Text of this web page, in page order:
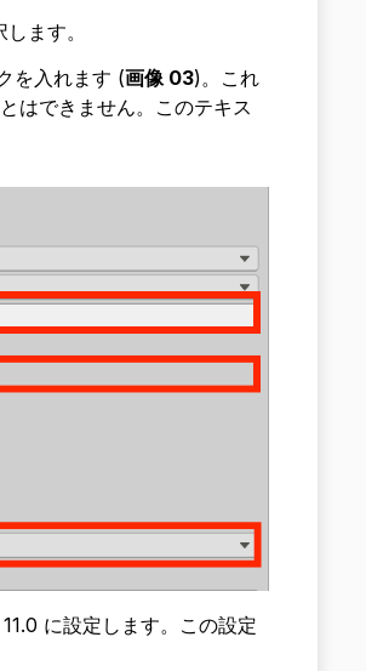
ます。
を入れます (画像 03)。これ
はできません。このテキス
に設定します。この設定